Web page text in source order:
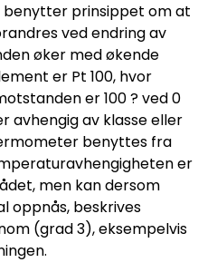
prinsippet om at
ved endring av
øker med økende
er Pt 100, hvor
er 100 ? ved 0
avhengig av klasse eller
benyttes fra
er
men kan dersom
oppnås, beskrives
(grad 3), eksempelvis